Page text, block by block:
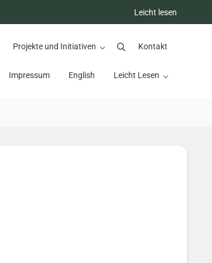
Leicht lesen
Projekte und Initiativen SuchenKontakt
Impressum English Leicht Lesen